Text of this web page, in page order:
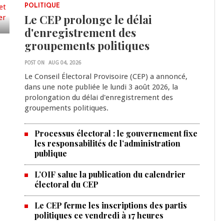
POLITIQUE
Le CEP prolonge le délai
d'enregistrement des
groupements politiques
POST ON AUG 04, 2026
Le Conseil Électoral Provisoire (CEP) a annoncé,
dans une note publiée le lundi 3 août 2026, la
prolongation du délai d'enregistrement des
groupements politiques.
Processus électoral : le gouvernement fixe
les responsabilités de l’administration
publique
L’OIF salue la publication du calendrier
électoral du CEP
Le CEP ferme les inscriptions des partis
politiques ce vendredi à 17 heures